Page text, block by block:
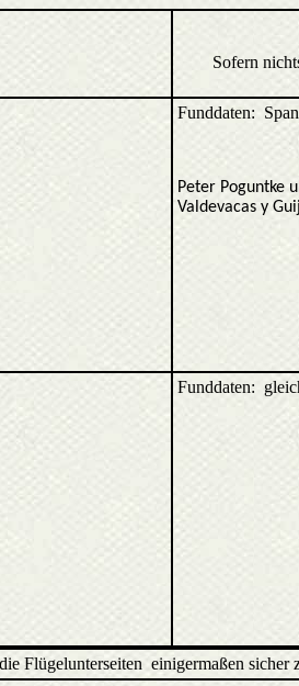
Sofern
Funddaten:
Peter Poguntke
Valdevacas y
Funddaten:
Flügelunterseiten einigermaßen sicher